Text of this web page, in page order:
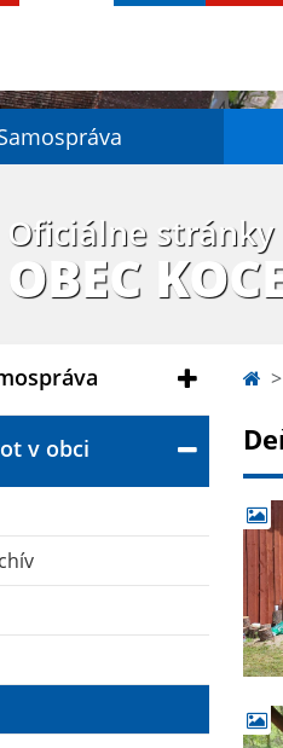
Oficiálne stránky
OBEC
v obci